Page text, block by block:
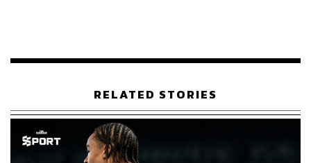
หมายถึงความลื่นไหล, งาขาว หมายถึง ความเจริญงอกงาม,
คนนายคนหรือมีลาภ รวมถึงส่วนผสมอื่นๆ อันเป็นมงคลอย่าง
หนังปลากรอบ, แมงกะพรุน, หนังปลาทอด, ขิงดอง, มะละกอ
เชื่อม ฯลฯ​ เป็นต้น
RELATED STORIES